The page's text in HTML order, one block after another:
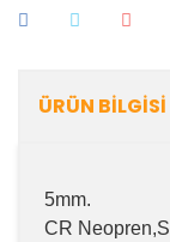
ÜRÜN BILGISI
5mm.
CR